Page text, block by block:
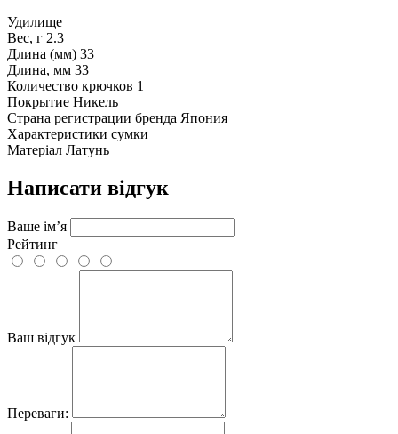
Удилище
Вес, г 2.3
Длина (мм) 33
Длина, мм 33
Количество крючков 1
Покрытие Никель
Страна регистрации бренда Япония
Характеристики сумки
Матеріал Латунь
Написати відгук
Ваше ім’я
Рейтинг
Ваш відгук
Переваги: